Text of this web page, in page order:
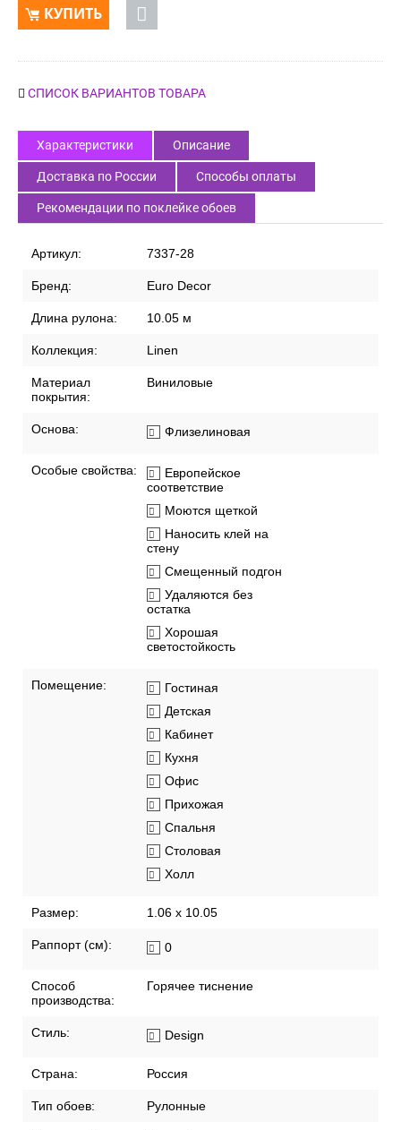
КУПИТЬ
СПИСОК ВАРИАНТОВ ТОВАРА
Характеристики Описание
Доставка по России Способы оплаты
Рекомендации по поклейке обоев
Артикул: 7337-28
Бренд: Euro Decor
Длина рулона: 10.05 м
Коллекция: Linen
Материал
покрытия:
Виниловые
Основа: Флизелиновая
Особые свойства:
Европейское
соответствие
Моются щеткой
Наносить клей на
стену
Смещенный подгон
Удаляются без
остатка
Хорошая
светостойкость
Помещение:
Гостиная
Детская
Кабинет
Кухня
Офис
Прихожая
Спальня
Столовая
Холл
Размер: 1.06 x 10.05
Раппорт (см): 0
Способ
производства:
Горячее тиснение
Стиль: Design
Страна: Россия
Тип обоев: Рулонные